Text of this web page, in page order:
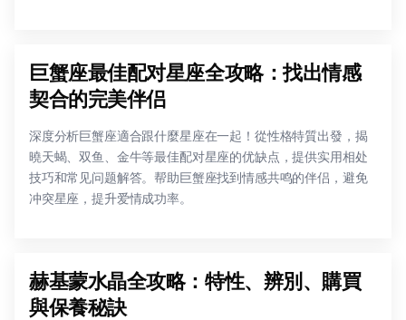
巨蟹座最佳配对星座全攻略：找出情感
契合的完美伴侣
深度分析巨蟹座適合跟什麼星座在一起！從性格特質出發，揭
曉天蝎、双鱼、金牛等最佳配对星座的优缺点，提供实用相处
技巧和常见问题解答。帮助巨蟹座找到情感共鸣的伴侣，避免
冲突星座，提升爱情成功率。
赫基蒙水晶全攻略：特性、辨別、購買
與保養秘訣